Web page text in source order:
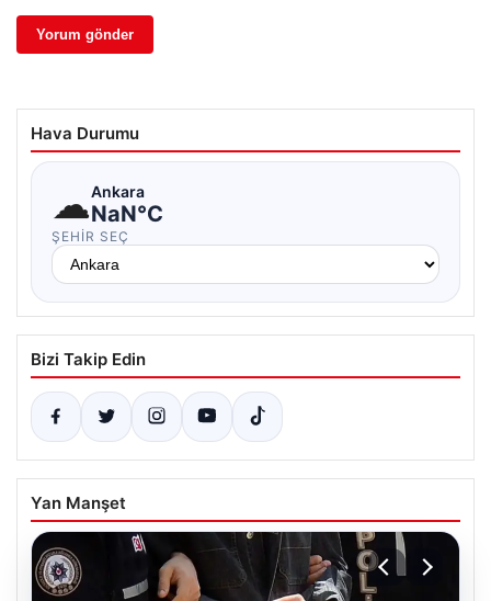
Hava Durumu
☁Ankara
NaN°C
ŞEHIR SEÇ
Bizi Takip Edin
Yan Manşet